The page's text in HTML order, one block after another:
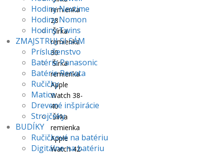
remienka
28
Šírka
remienka
30
Šírka
remienka
Apple
Watch 38-
40
Šírka
remienka
Apple
Watch 42-
Hodiny Nextime
Hodiny Nomon
Hodiny Twins
ZMAJSTRUJ SI SÁM
Príslušenstvo
Batérie Panasonic
Batérie Renata
Ručičky
Matice
Drevené inšpirácie
Strojčeky
BUDÍKY
Ručičkové na batériu
Digitálne na batériu